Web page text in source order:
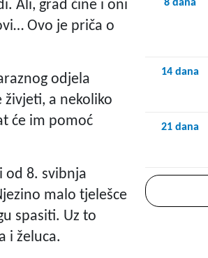
Ali, grad čine i oni
Ovo je priča o
odjela
živjeti, a nekoliko
će im pomoć
od 8. svibnja
malo tjelešce
spasiti. Uz to
i želuca.
8 dana
14 dana
21 dana